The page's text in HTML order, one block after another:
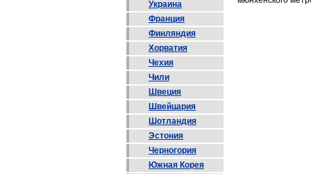
Украина
Франция
Финляндия
Хорватия
Чехия
Чили
Швеция
Швейцария
Шотландия
Эстония
Черногория
Южная Корея